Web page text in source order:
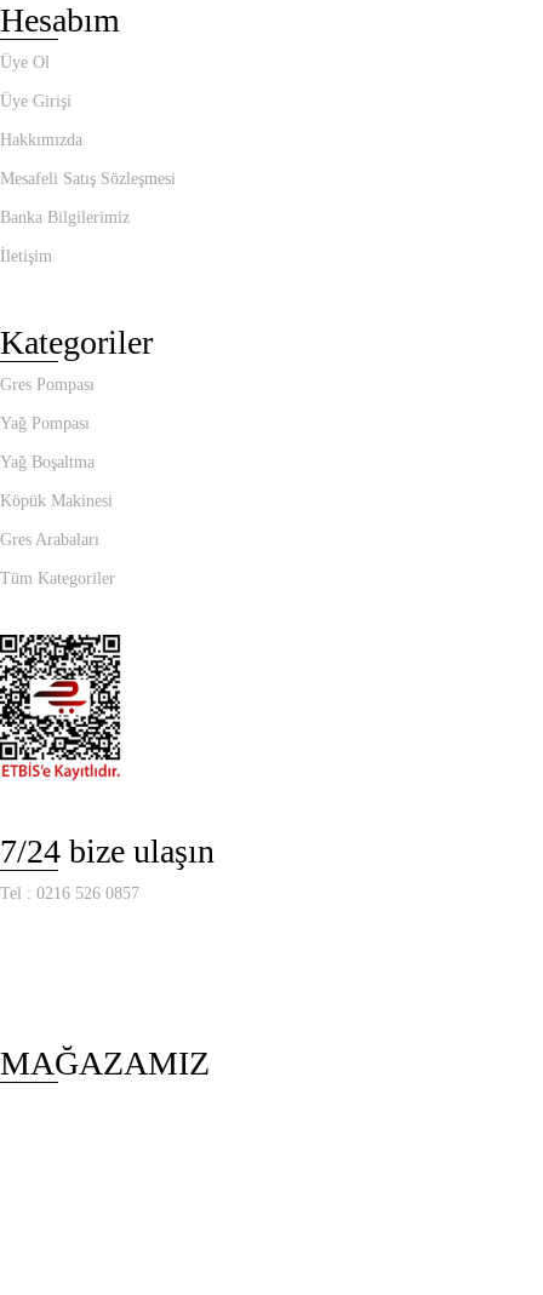
Hesabım
Üye Ol
Üye Girişi
Hakkımızda
Mesafeli Satış Sözleşmesi
Banka Bilgilerimiz
İletişim
Kategoriler
Gres Pompası
Yağ Pompası
Yağ Boşaltma
Köpük Makinesi
Gres Arabaları
Tüm Kategoriler
7/24 bize ulaşın
Tel : 0216 526 0857
MAĞAZAMIZ